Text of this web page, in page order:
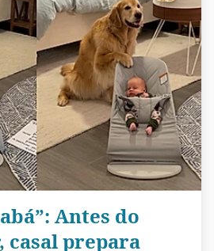
Antes do
casal prepara